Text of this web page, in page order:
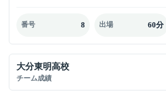
番号 8 出場 60分
大分東明高校
チーム成績